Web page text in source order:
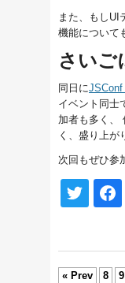
また、もしUI
機能について
さいご
同日にJSConf
イベント同士
加者も多く、
く、盛り上が
次回もぜひ参
« Prev 8 9